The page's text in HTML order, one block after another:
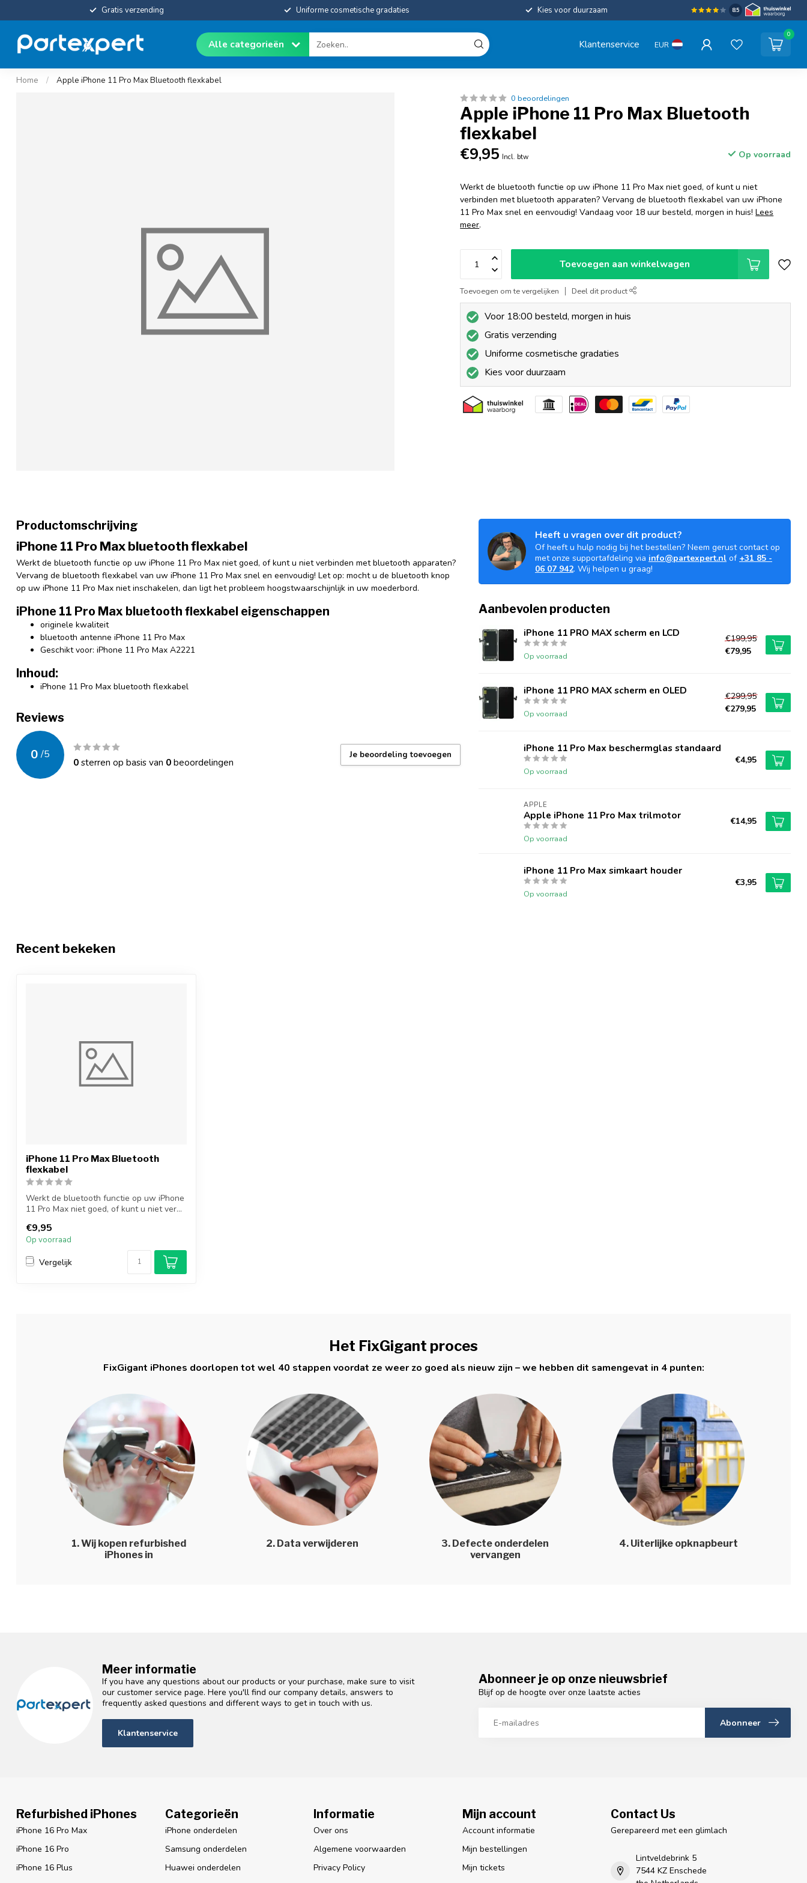
Gratis verzending Uniforme cosmetische gradaties Kies voor duurzaam 8.5
Alle categorieën Klantenservice EUR
0
Home / Apple iPhone 11 Pro Max Bluetooth flexkabel
0 beoordelingen
Apple iPhone 11 Pro Max Bluetooth
flexkabel
€9,95 Incl. btw Op voorraad
Werkt de bluetooth functie op uw iPhone 11 Pro Max niet goed, of kunt u niet
verbinden met bluetooth apparaten? Vervang de bluetooth flexkabel van uw iPhone
11 Pro Max snel en eenvoudig! Vandaag voor 18 uur besteld, morgen in huis!Lees
meer.
Toevoegen aan winkelwagen
Toevoegen om te vergelijken Deel dit product
Voor 18:00 besteld, morgen in huis
Gratis verzending
Uniforme cosmetische gradaties
Kies voor duurzaam
Productomschrijving
iPhone 11 Pro Max bluetooth flexkabel
Werkt de bluetooth functie op uw iPhone 11 Pro Max niet goed, of kunt u niet verbinden met bluetooth apparaten?
Vervang de bluetooth flexkabel van uw iPhone 11 Pro Max snel en eenvoudig! Let op: mocht u de bluetooth knop
op uw iPhone 11 Pro Max niet inschakelen, dan ligt het probleem hoogstwaarschijnlijk in uw moederbord.
iPhone 11 Pro Max bluetooth flexkabel eigenschappen
originele kwaliteit
bluetooth antenne iPhone 11 Pro Max
Geschikt voor: iPhone 11 Pro Max A2221
Inhoud:
iPhone 11 Pro Max bluetooth flexkabel
Reviews
0 /5
0sterren op basis van 0beoordelingen
Je beoordeling toevoegen
Heeft u vragen over dit product?
Of heeft u hulp nodig bij het bestellen? Neem gerust contact op
met onze supportafdeling via info@partexpert.nl of +31 85 -
06 07 942. Wij helpen u graag!
Aanbevolen producten
iPhone 11 PRO MAX scherm en LCD
Op voorraad
€199,95
€79,95
iPhone 11 PRO MAX scherm en OLED
Op voorraad
€299,95
€279,95
iPhone 11 Pro Max beschermglas standaard
Op voorraad
€4,95
APPLE
Apple iPhone 11 Pro Max trilmotor
Op voorraad
€14,95
iPhone 11 Pro Max simkaart houder
Op voorraad
€3,95
Recent bekeken
iPhone 11 Pro Max Bluetooth
flexkabel
Werkt de bluetooth functie op uw iPhone
11 Pro Max niet goed, of kunt u niet ver...
€9,95
Op voorraad
Vergelijk
Het FixGigant proces
FixGigant iPhones doorlopen tot wel 40 stappen voordat ze weer zo goed als nieuw zijn – we hebben dit samengevat in 4 punten:
1. Wij kopen refurbished
iPhones in
2. Data verwijderen
3. Defecte onderdelen
vervangen
4. Uiterlijke opknapbeurt
Meer informatie
If you have any questions about our products or your purchase, make sure to visit
our customer service page. Here you'll find our company details, answers to
frequently asked questions and different ways to get in touch with us.
Klantenservice
Abonneer je op onze nieuwsbrief
Blijf op de hoogte over onze laatste acties
Abonneer
Refurbished iPhones
iPhone 16 Pro Max
iPhone 16 Pro
iPhone 16 Plus
Categorieën
iPhone onderdelen
Samsung onderdelen
Huawei onderdelen
Informatie
Over ons
Algemene voorwaarden
Privacy Policy
Mijn account
Account informatie
Mijn bestellingen
Mijn tickets
Contact Us
Gerepareerd met een glimlach
Lintveldebrink 5
7544 KZ Enschede